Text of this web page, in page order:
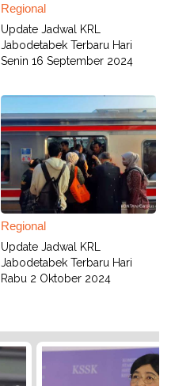
Regional
Update Jadwal KRL
Jabodetabek Terbaru Hari
Senin 16 September 2024
Regional
Update Jadwal KRL
Jabodetabek Terbaru Hari
Rabu 2 Oktober 2024